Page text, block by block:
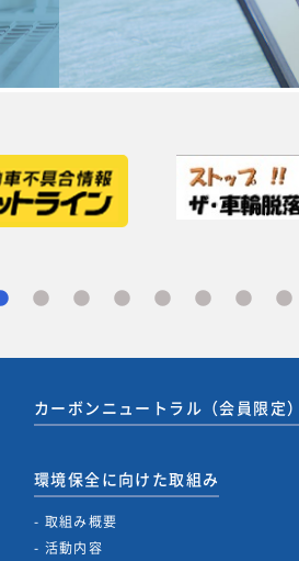
カーボンニュートラル（会員限定）
環境保全に向けた取組み
取組み概要
活動内容